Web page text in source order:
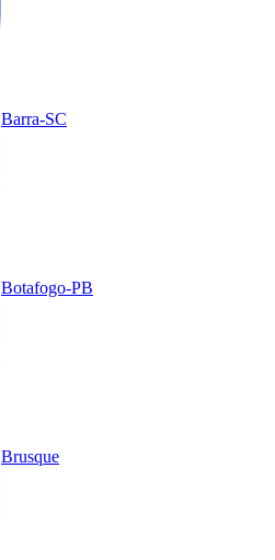
Barra-SC
Botafogo-PB
Brusque